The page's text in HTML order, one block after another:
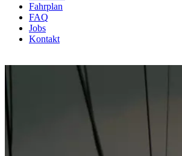
Fahrplan
FAQ
Jobs
Kontakt